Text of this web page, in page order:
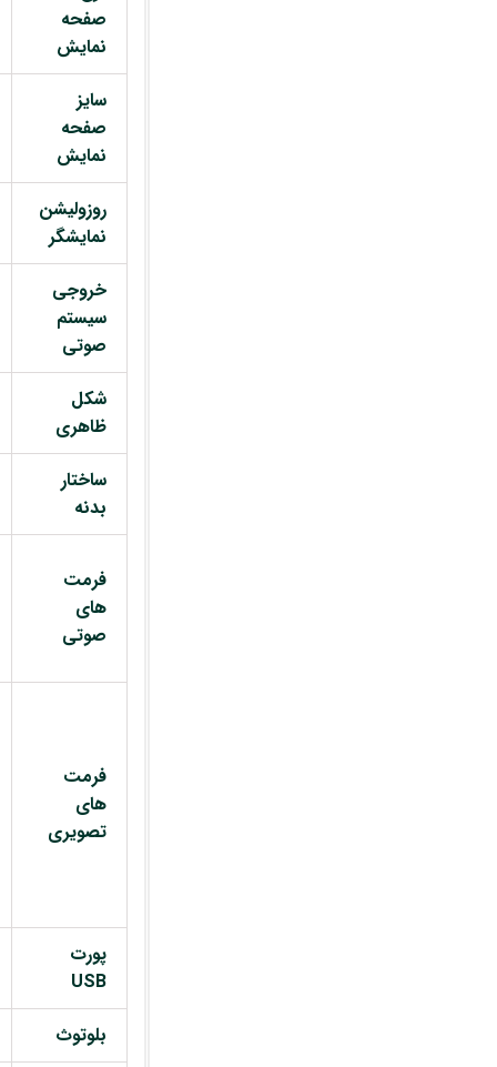
صفحه
نمایش
سایز
صفحه
نمایش
روزولیشن
نمایشگر
خروجی
سیستم
صوتی
شکل
ظاهری
ساختار
بدنه
فرمت
های
صوتی
فرمت
های
تصویری
پورت
USB
بلوتوث